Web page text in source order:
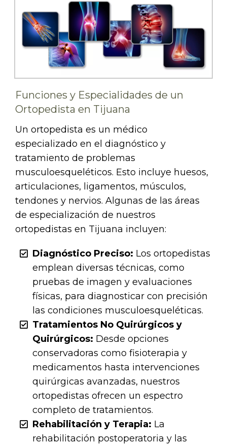
Funciones y Especialidades de un
Ortopedista en Tijuana
Un ortopedista es un médico
especializado en el diagnóstico y
tratamiento de problemas
musculoesqueléticos. Esto incluye huesos,
articulaciones, ligamentos, músculos,
tendones y nervios. Algunas de las áreas
de especialización de nuestros
ortopedistas en Tijuana incluyen:
Diagnóstico Preciso: Los ortopedistas
emplean diversas técnicas, como
pruebas de imagen y evaluaciones
físicas, para diagnosticar con precisión
las condiciones musculoesqueléticas.
Tratamientos No Quirúrgicos y
Quirúrgicos: Desde opciones
conservadoras como fisioterapia y
medicamentos hasta intervenciones
quirúrgicas avanzadas, nuestros
ortopedistas ofrecen un espectro
completo de tratamientos.
Rehabilitación y Terapia: La
rehabilitación postoperatoria y las